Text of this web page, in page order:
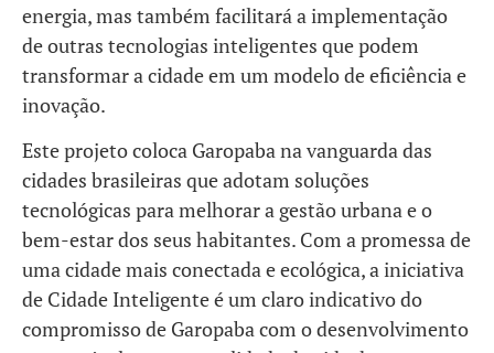
energia, mas também facilitará a implementação
de outras tecnologias inteligentes que podem
transformar a cidade em um modelo de eficiência e
inovação.
Este projeto coloca Garopaba na vanguarda das
cidades brasileiras que adotam soluções
tecnológicas para melhorar a gestão urbana e o
bem-estar dos seus habitantes. Com a promessa de
uma cidade mais conectada e ecológica, a iniciativa
de Cidade Inteligente é um claro indicativo do
compromisso de Garopaba com o desenvolvimento